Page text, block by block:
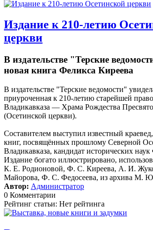
Издание к 210-летию
церкви
В издательстве "Терские
новая книга Феликса Киреева
В издательстве "Терские ведомости"
приуроченная к 210-летию старейшей
Владикавказа — Храма Рождества
(Осетинской церкви).
Составителем выступил известный
книг, посвящённых прошлому Северной
Владикавказа, кандидат исторических наук
Издание богато иллюстрировано,
К. Е. Родионовой, Ф. С. Киреева, А. И.
Майорова, Ф. С. Федосеева, из архива М.
Автор: Администратор
0 Комментарии
Рейтинг статьи: Нет рейтинга